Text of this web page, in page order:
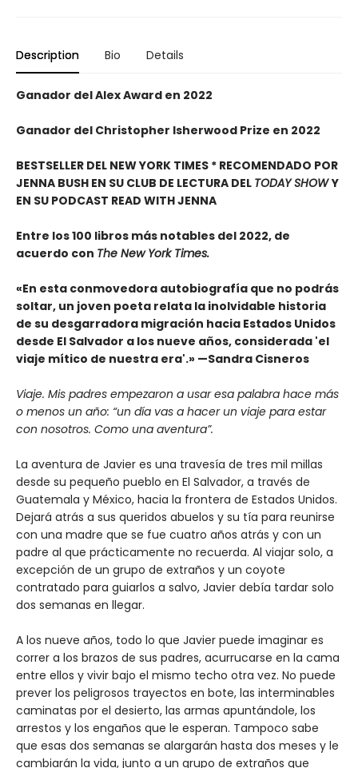
Description Bio Details
Ganador del Alex Award en 2022
Ganador del Christopher Isherwood Prize en 2022
BESTSELLER DEL NEW YORK TIMES * RECOMENDADO POR
JENNA BUSH EN SU CLUB DE LECTURA DEL TODAY SHOWY
EN SU PODCAST READ WITH JENNA
Entre los 100 libros más notables del 2022, de
acuerdo con The New York Times.
«En esta conmovedora autobiografía que no podrás
soltar, un joven poeta relata la inolvidable historia
de su desgarradora migración hacia Estados Unidos
desde El Salvador a los nueve años, considerada 'el
viaje mítico de nuestra era'.» —Sandra Cisneros
Viaje. Mis padres empezaron a usar esa palabra hace más
o menos un año: “un día vas a hacer un viaje para estar
con nosotros. Como una aventura”.
La aventura de Javier es una travesía de tres mil millas
desde su pequeño pueblo en El Salvador, a través de
Guatemala y México, hacia la frontera de Estados Unidos.
Dejará atrás a sus queridos abuelos y su tía para reunirse
con una madre que se fue cuatro años atrás y con un
padre al que prácticamente no recuerda. Al viajar solo, a
excepción de un grupo de extraños y un coyote
contratado para guiarlos a salvo, Javier debía tardar solo
dos semanas en llegar.
A los nueve años, todo lo que Javier puede imaginar es
correr a los brazos de sus padres, acurrucarse en la cama
entre ellos y vivir bajo el mismo techo otra vez. No puede
prever los peligrosos trayectos en bote, las interminables
caminatas por el desierto, las armas apuntándole, los
arrestos y los engaños que le esperan. Tampoco sabe
que esas dos semanas se alargarán hasta dos meses y le
cambiarán la vida, junto a un grupo de extraños que